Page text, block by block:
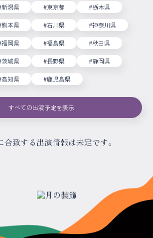
新潟県 #東京都 #栃木県
熊本県 #石川県 #神奈川県
福岡県 #福島県 #秋田県
茨城県 #長野県 #静岡県
高知県 #鹿児島県
すべての出演予定を表示
致する出演情報は未定です。